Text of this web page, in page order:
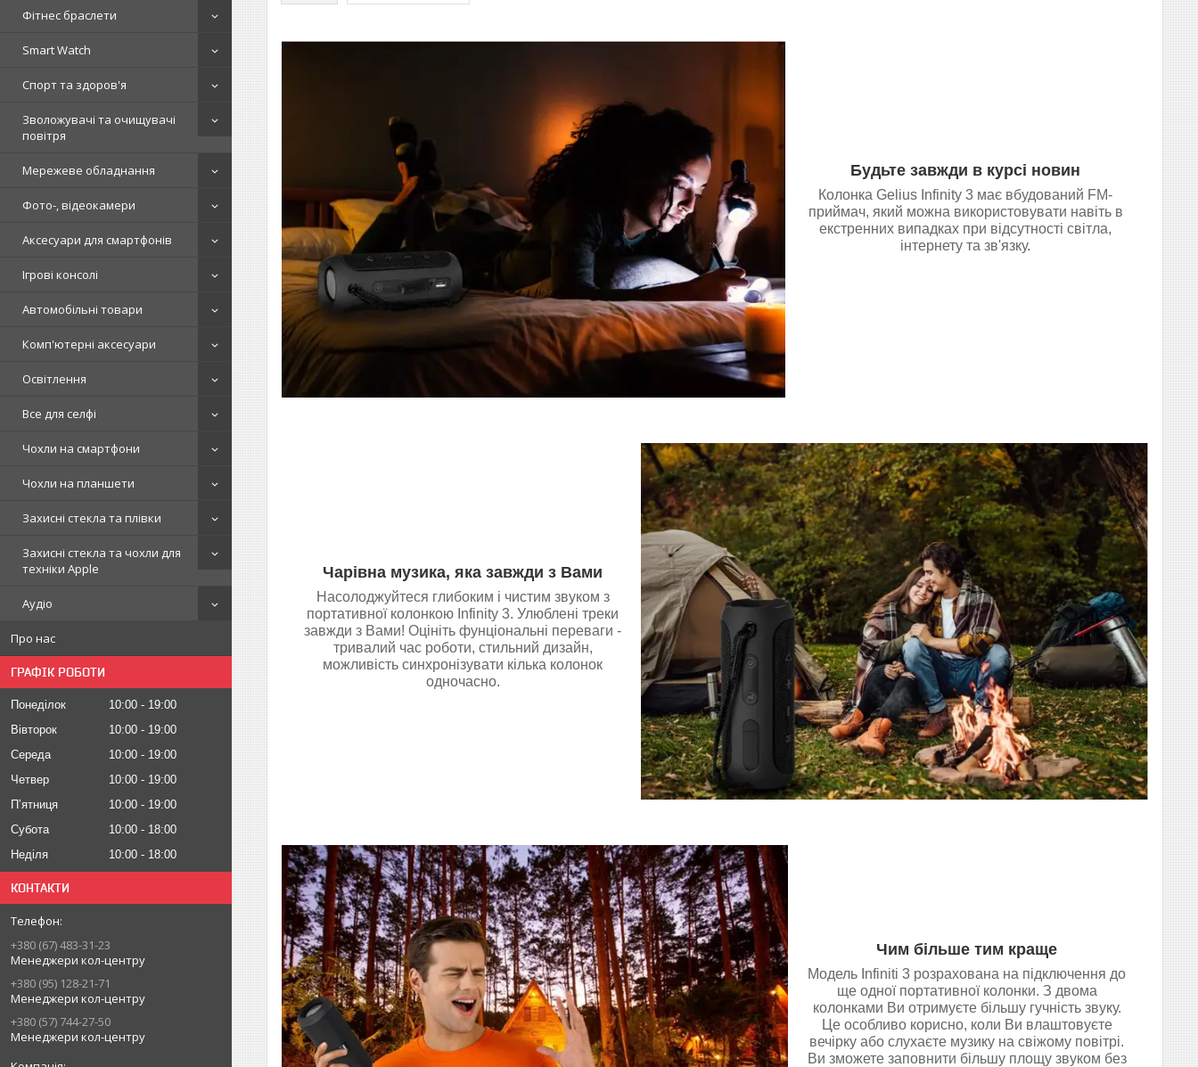
Фітнес браслети
Smart Watch
Спорт та здоров'я
Зволожувачі та очищувачі
повітря
Мережеве обладнання
Фото-, відеокамери
Аксесуари для смартфонів
Ігрові консолі
Автомобільні товари
Комп'ютерні аксесуари
Освітлення
Все для селфі
Чохли на смартфони
Чохли на планшети
Захисні стекла та плівки
Захисні стекла та чохли для
техніки Apple
Аудіо
Про нас
ГРАФІК РОБОТИ
Понеділок 10:00
19:00
Вівторок
10:00
19:00
Середа
10:00
19:00
Четвер
10:00
19:00
Пʼятниця
10:00
19:00
Субота
10:00
18:00
Неділя
10:00 18:00
КОНТАКТИ
+380 (67) 483-31-23
Менеджери кол-центру
+380 (95) 128-21-71
Менеджери кол-центру
+380 (57) 744-27-50
Менеджери кол-центру
Будьте завжди в курсі новин
Колонка Gelius Infinity 3 має вбудований FM-
приймач, який можна використовувати навіть в
екстренних випадках при відсутності світла,
інтернету та зв'язку.
Чарівна музика, яка завжди з Вами
Насолоджуйтеся глибоким і чистим звуком з
портативної колонкою Infinity 3. Улюблені треки
завжди з Вами! Оцініть фунціональні переваги -
тривалий час роботи, стильний дизайн,
можливість синхронізувати кілька колонок
одночасно.
Чим більше тим краще
Модель Infiniti 3 розрахована на підключення до
ще одної портативної колонки. З двома
колонками Ви отримуєте більшу гучність звуку.
Це особливо корисно, коли Ви влаштовуєте
вечірку або слухаєте музику на свіжому повітрі.
Ви зможете заповнити більшу площу звуком без